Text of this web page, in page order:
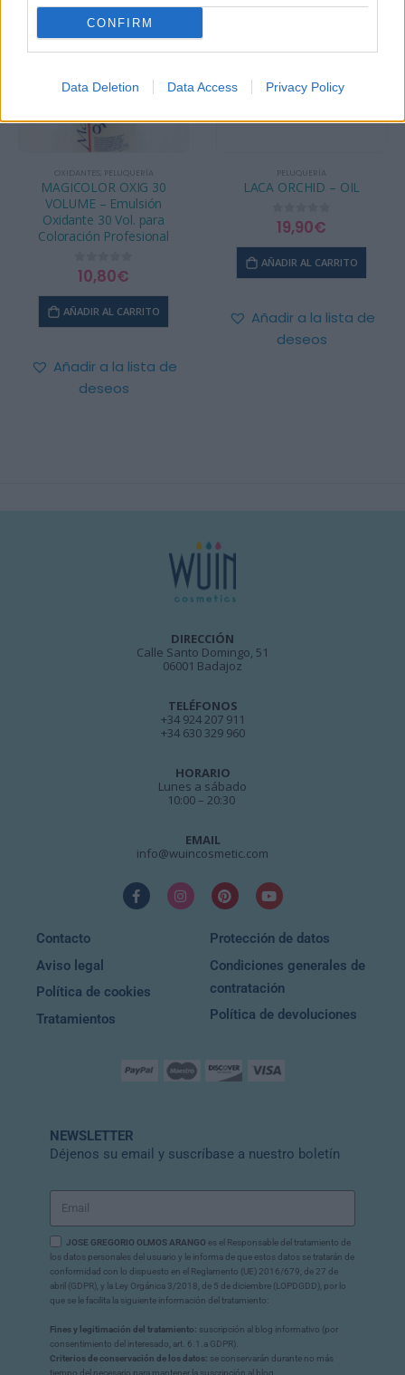
CONFIRM
Data Deletion Data Access Privacy Policy
OXIDANTES PELUQUERÍA
MAGICOLOR OXIG 30
VOLUME – Emulsión
Oxidante 30 Vol. para
Coloración Profesional
0out of 5
10,80€
AÑADIR AL CARRITO
Añadir a la lista de
deseos
PELUQUERÍA
LACA ORCHID – OIL
0out of 5
19,90€
AÑADIR AL CARRITO
Añadir a la lista de
deseos
DIRECCIÓN
Calle Santo Domingo, 51
06001 Badajoz
TELÉFONOS
+34 924 207 911
+34 630 329 960
HORARIO
Lunes a sábado
10:00 – 20:30
EMAIL
info@wuincosmetic.com
Contacto
Aviso legal
Política de cookies
Tratamientos
Protección de datos
Condiciones generales de
contratación
Política de devoluciones
NEWSLETTER
Déjenos su email y suscríbase a nuestro boletín
JOSE GREGORIO OLMOS ARANGO es el Responsable del tratamiento de
los datos personales del usuario y le informa de que estos datos se tratarán de
conformidad con lo dispuesto en el Reglamento (UE) 2016/679, de 27 de
abril (GDPR), y la Ley Orgánica 3/2018, de 5 de diciembre (LOPDGDD), por lo
que se le facilita la siguiente información del tratamiento:
Fines y legitimación del tratamiento: suscripción al blog informativo (por
consentimiento del interesado, art. 6.1.a GDPR).
Criterios de conservación de los datos: se conservarán durante no más
tiempo del necesario para mantener la suscripción al blog.